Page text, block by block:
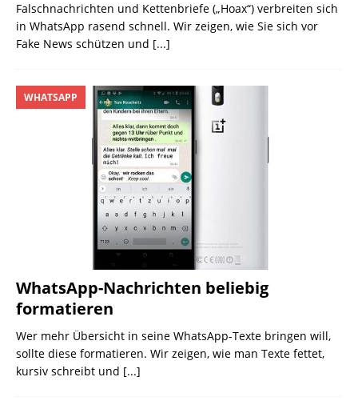
Falschnachrichten und Kettenbriefe („Hoax“) verbreiten sich
in WhatsApp rasend schnell. Wir zeigen, wie Sie sich vor
Fake News schützen und [...]
WhatsApp-Nachrichten beliebig
formatieren
WHATSAPP
Wer mehr Übersicht in seine WhatsApp-Texte bringen will,
sollte diese formatieren. Wir zeigen, wie man Texte fettet,
kursiv schreibt und [...]